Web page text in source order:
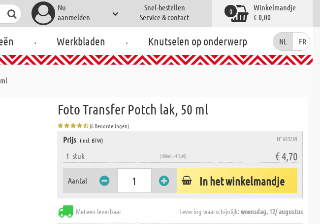
Nu
aanmelden
Snel-bestellen
Service & contact
Winkelmandje
€ 0,00
0
. Werkbladen . Knutselen op onderwerp NL FR
Foto Transfer Potch lak, 50 ml
(6 Beoordelingen)
Prijs (incl. BTW) N° 603289
1stuk (100ml = € 9,40) € 4,70
Aantal In het winkelmandje
Meteen leverbaar Levering waarschijnlijk:woensdag, 12/ augustus